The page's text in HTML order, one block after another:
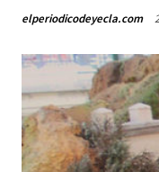
elperiodicodeyecla.com